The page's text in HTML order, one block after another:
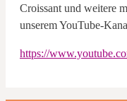
Croissant und weitere
unserem YouTube-
https://